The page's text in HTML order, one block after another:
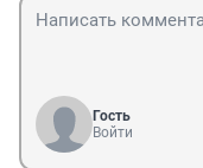
Гость
Войти